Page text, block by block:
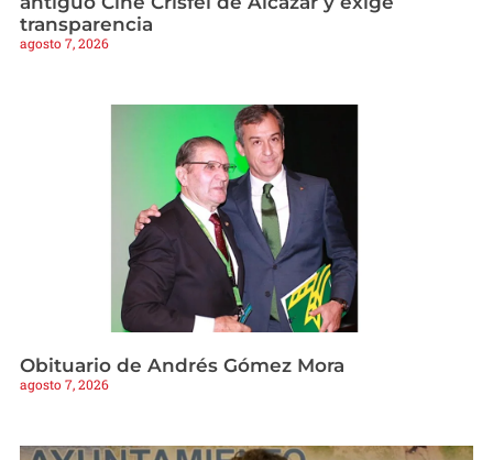
transparencia
agosto 7, 2026
Obituario de Andrés Gómez Mora
agosto 7, 2026